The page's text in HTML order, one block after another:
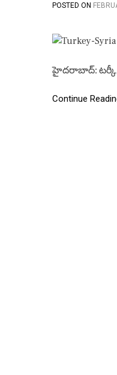
POSTED ON
హైదరాబాద్:
Continue